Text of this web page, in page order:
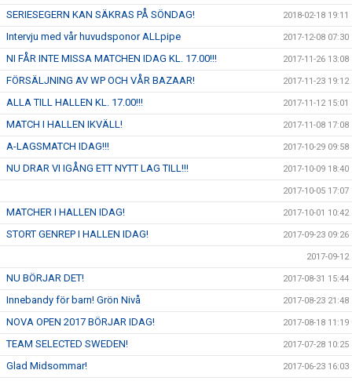
SERIESEGERN KAN SÄKRAS PÅ SÖNDAG! 2018-02-18 19:11
Intervju med vår huvudsponor ALLpipe 2017-12-08 07:30
NI FÅR INTE MISSA MATCHEN IDAG KL. 17.00!!! 2017-11-26 13:08
FÖRSÄLJNING AV WP OCH VÅR BAZAAR! 2017-11-23 19:12
ALLA TILL HALLEN KL. 17.00!!! 2017-11-12 15:01
MATCH I HALLEN IKVÄLL! 2017-11-08 17:08
A-LAGSMATCH IDAG!!! 2017-10-29 09:58
NU DRAR VI IGÅNG ETT NYTT LAG TILL!!! 2017-10-09 18:40
2017-10-05 17:07
MATCHER I HALLEN IDAG! 2017-10-01 10:42
STORT GENREP I HALLEN IDAG! 2017-09-23 09:26
2017-09-12
NU BÖRJAR DET! 2017-08-31 15:44
Innebandy för barn! Grön Nivå 2017-08-23 21:48
NOVA OPEN 2017 BÖRJAR IDAG! 2017-08-18 11:19
TEAM SELECTED SWEDEN! 2017-07-28 10:25
Glad Midsommar! 2017-06-23 16:03